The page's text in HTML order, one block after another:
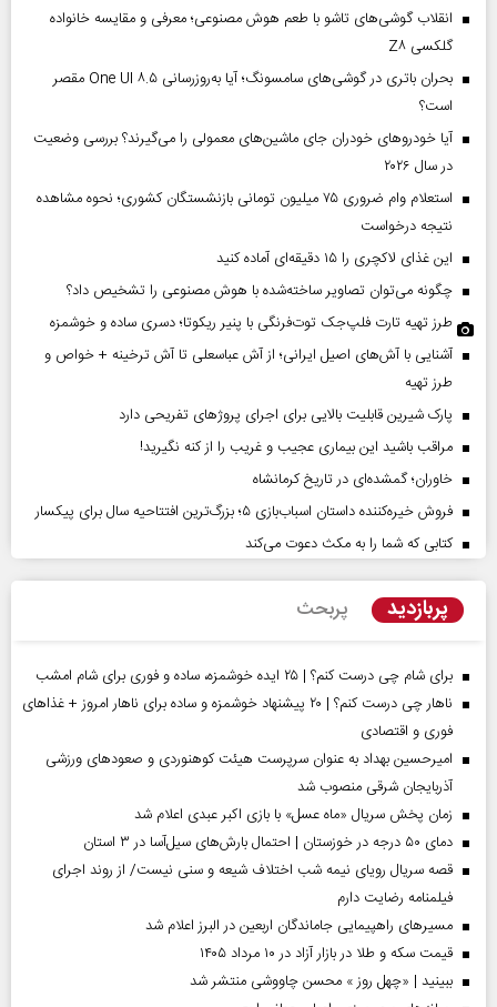
انقلاب گوشی‌های تاشو‌ با طعم هوش مصنوعی؛ معرفی و مقایسه خانواده
گلکسی Z۸
بحران باتری در گوشی‌های سامسونگ؛ آیا به‌روزرسانی One UI ۸.۵ مقصر
است؟
آیا خودروهای خودران جای ماشین‌های معمولی را می‌گیرند؟ بررسی وضعیت
در سال ۲۰۲۶
استعلام وام ضروری ۷۵ میلیون تومانی بازنشستگان کشوری؛ نحوه مشاهده
نتیجه درخواست
این غذای لاکچری را ۱۵ دقیقه‌ای آماده کنید
چگونه می‌توان تصاویر ساخته‌شده با هوش مصنوعی را تشخیص داد؟
طرز تهیه تارت فلپ‌جک توت‌فرنگی با پنیر ریکوتا؛ دسری ساده و خوشمزه
آشنایی با آش‌های اصیل ایرانی؛ از آش عباسعلی تا آش ترخینه + خواص و
طرز تهیه
پارک شیرین قابلیت‌ بالایی برای اجرای پروژهای تفریحی دارد
مراقب باشید این بیماری عجیب و غریب را از کنه نگیرید!
خاوران؛ گمشده‌ای در تاریخ کرمانشاه
فروش خیره‌کننده داستان اسباب‌بازی ۵؛ بزرگ‌ترین افتتاحیه سال برای پیکسار
کتابی که شما را به مکث دعوت می‌کند
پربازدید پربحث
برای شام چی درست کنم؟ | ۲۵ ایده خوشمزه، ساده و فوری برای شام امشب
ناهار چی درست کنم؟ | ۲۰ پیشنهاد خوشمزه و ساده برای ناهار امروز + غذاهای
فوری و اقتصادی
امیرحسین بهداد به عنوان سرپرست هیئت کوهنوردی و صعودهای ورزشی
آذربایجان شرقی منصوب شد
زمان پخش سریال «ماه عسل» با بازی اکبر عبدی اعلام شد
دمای ۵۰ درجه در خوزستان | احتمال بارش‌های سیل‌آسا در ۳ استان
قصه سریال رویای نیمه شب اختلاف شیعه و سنی نیست/ از روند اجرای
فیلمنامه رضایت دارم
مسیر‌های راهپیمایی جاماندگان اربعین در البرز اعلام شد
قیمت سکه و طلا در بازار آزاد در ۱۰ مرداد ۱۴۰۵
ببینید | «چهل روز » محسن چاووشی منتشر شد